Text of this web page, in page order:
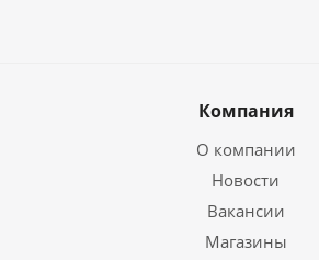
Компания
О компании
Новости
Вакансии
Магазины